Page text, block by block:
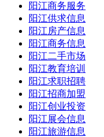
阳江商务服务
阳江供求信息
阳江房产信息
阳江商务信息
阳江二手市场
阳江教育培训
阳江求职招聘
阳江招商加盟
阳江创业投资
阳江展会信息
阳江旅游信息